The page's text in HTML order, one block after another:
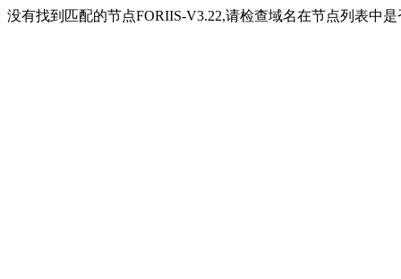
没有找到匹配的节点FORIIS-V3.22,请检查域名在节点列表中